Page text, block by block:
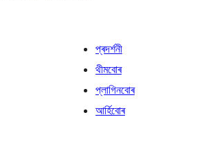
প্ৰদৰ্শনী
থীমবোৰ
প্লাগিনবোৰ
আৰ্হিবোৰ